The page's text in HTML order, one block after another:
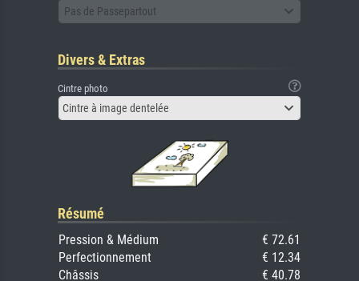
Pas de Passepartout
Divers & Extras
Cintre photo
Cintre à image dentelée
Résumé
Pression & Médium
€ 72.61
Perfectionnement
€ 12.34
Châssis
€ 40.78